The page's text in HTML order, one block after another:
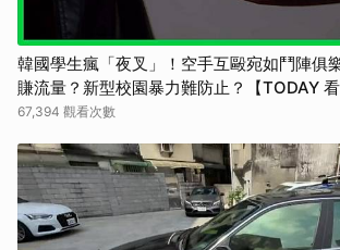
韓國學生瘋「夜叉」！空手互毆宛如鬥陣俱
賺流量？新型校園暴力難防止？【TODAY 看
67,394 觀看次數